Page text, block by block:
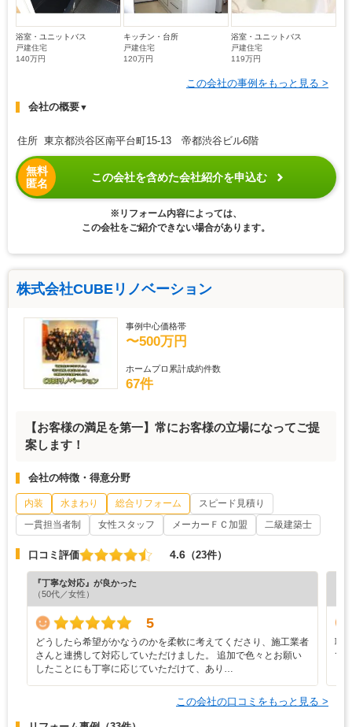
浴室・ユニットバス
戸建住宅
140万円
キッチン・台所
戸建住宅
120万円
浴室・ユニットバス
戸建住宅
119万円
この会社の事例をもっと見る >
会社の概要▼
住所 東京都渋谷区南平台町15-13 帝都渋谷ビル6階
無料
匿名
この会社を含めた会社紹介を申込む
※リフォーム内容によっては、
この会社をご紹介できない場合があります。
株式会社CUBEリノベーション
事例中心価格帯
〜500万円
ホームプロ累計成約件数
67件
【お客様の満足を第一】常にお客様の立場になってご提
案します！
会社の特徴・得意分野
内装 水まわり 総合リフォーム
スピード見積り
一貫担当者制
女性スタッフ メーカーＦＣ加盟 二級建築士
口コミ評価 4.6 （23件）
『丁寧な対応』が良かった
（50代／女性）
5
どうしたら希望がかなうのかを柔軟に考えてくださり、施工業者
さんと連携して対応していただけました。 追加で色々とお願い
したことにも丁寧に応じていただけて、あり…
職
て
この会社の口コミをもっと見る >